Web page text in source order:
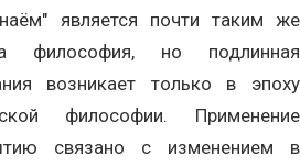
является почти таким же
философия, но подлинная
возникает только в эпоху
философии. Применение
связано с изменением в